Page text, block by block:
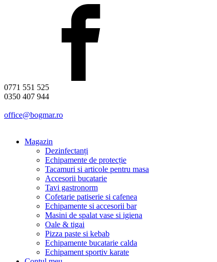
0771 551 525
0350 407 944
office@bogmar.ro
Magazin
Dezinfectanți
Echipamente de protecție
Tacamuri si articole pentru masa
Accesorii bucatarie
Tavi gastronorm
Cofetarie patiserie si cafenea
Echipamente si accesorii bar
Masini de spalat vase si igiena
Oale & tigai
Pizza paste si kebab
Echipamente bucatarie calda
Echipament sportiv karate